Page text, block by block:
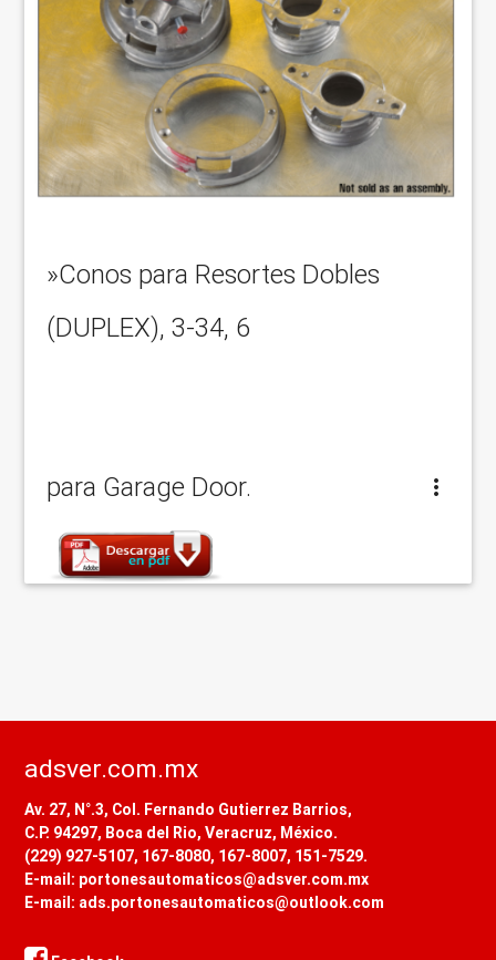
»Conos para Resortes Dobles
(DUPLEX), 3-34, 6
para Garage Door.
adsver.com.mx
Av. 27, N°.3, Col. Fernando Gutierrez Barrios,
C.P. 94297, Boca del Rio, Veracruz, México.
(229) 927-5107, 167-8080, 167-8007, 151-7529.
E-mail: portonesautomaticos@adsver.com.mx
E-mail: ads.portonesautomaticos@outlook.com